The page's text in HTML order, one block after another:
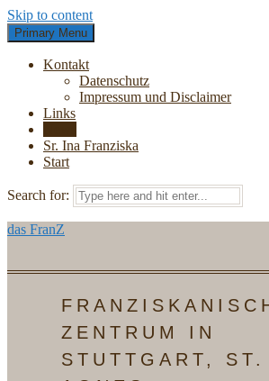
Skip to content
Primary Menu
Kontakt
Datenschutz
Impressum und Disclaimer
Links
Sr. Ina Franziska
Start
Search for:
das FranZ
ZENTRUM IN
STUTTGART, ST.